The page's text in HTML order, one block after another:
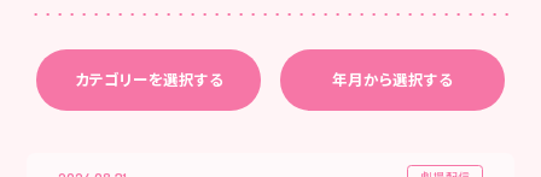
カテゴリーを選択する 年月から選択する